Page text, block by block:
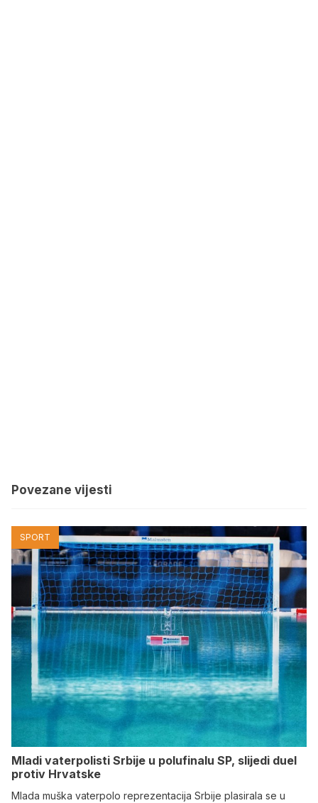
Povezane vijesti
SPORT
Mladi vaterpolisti Srbije u polufinalu SP, slijedi duel
protiv Hrvatske
Mlada muška vaterpolo reprezentacija Srbije plasirala se u